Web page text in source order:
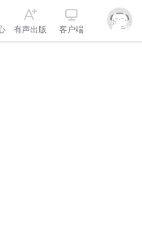
有声出版 客户端